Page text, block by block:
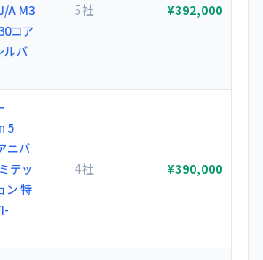
A M3
コア
ルバ
5社 ¥392,000
5
ニバ
テッ
ン 特
4社 ¥390,000